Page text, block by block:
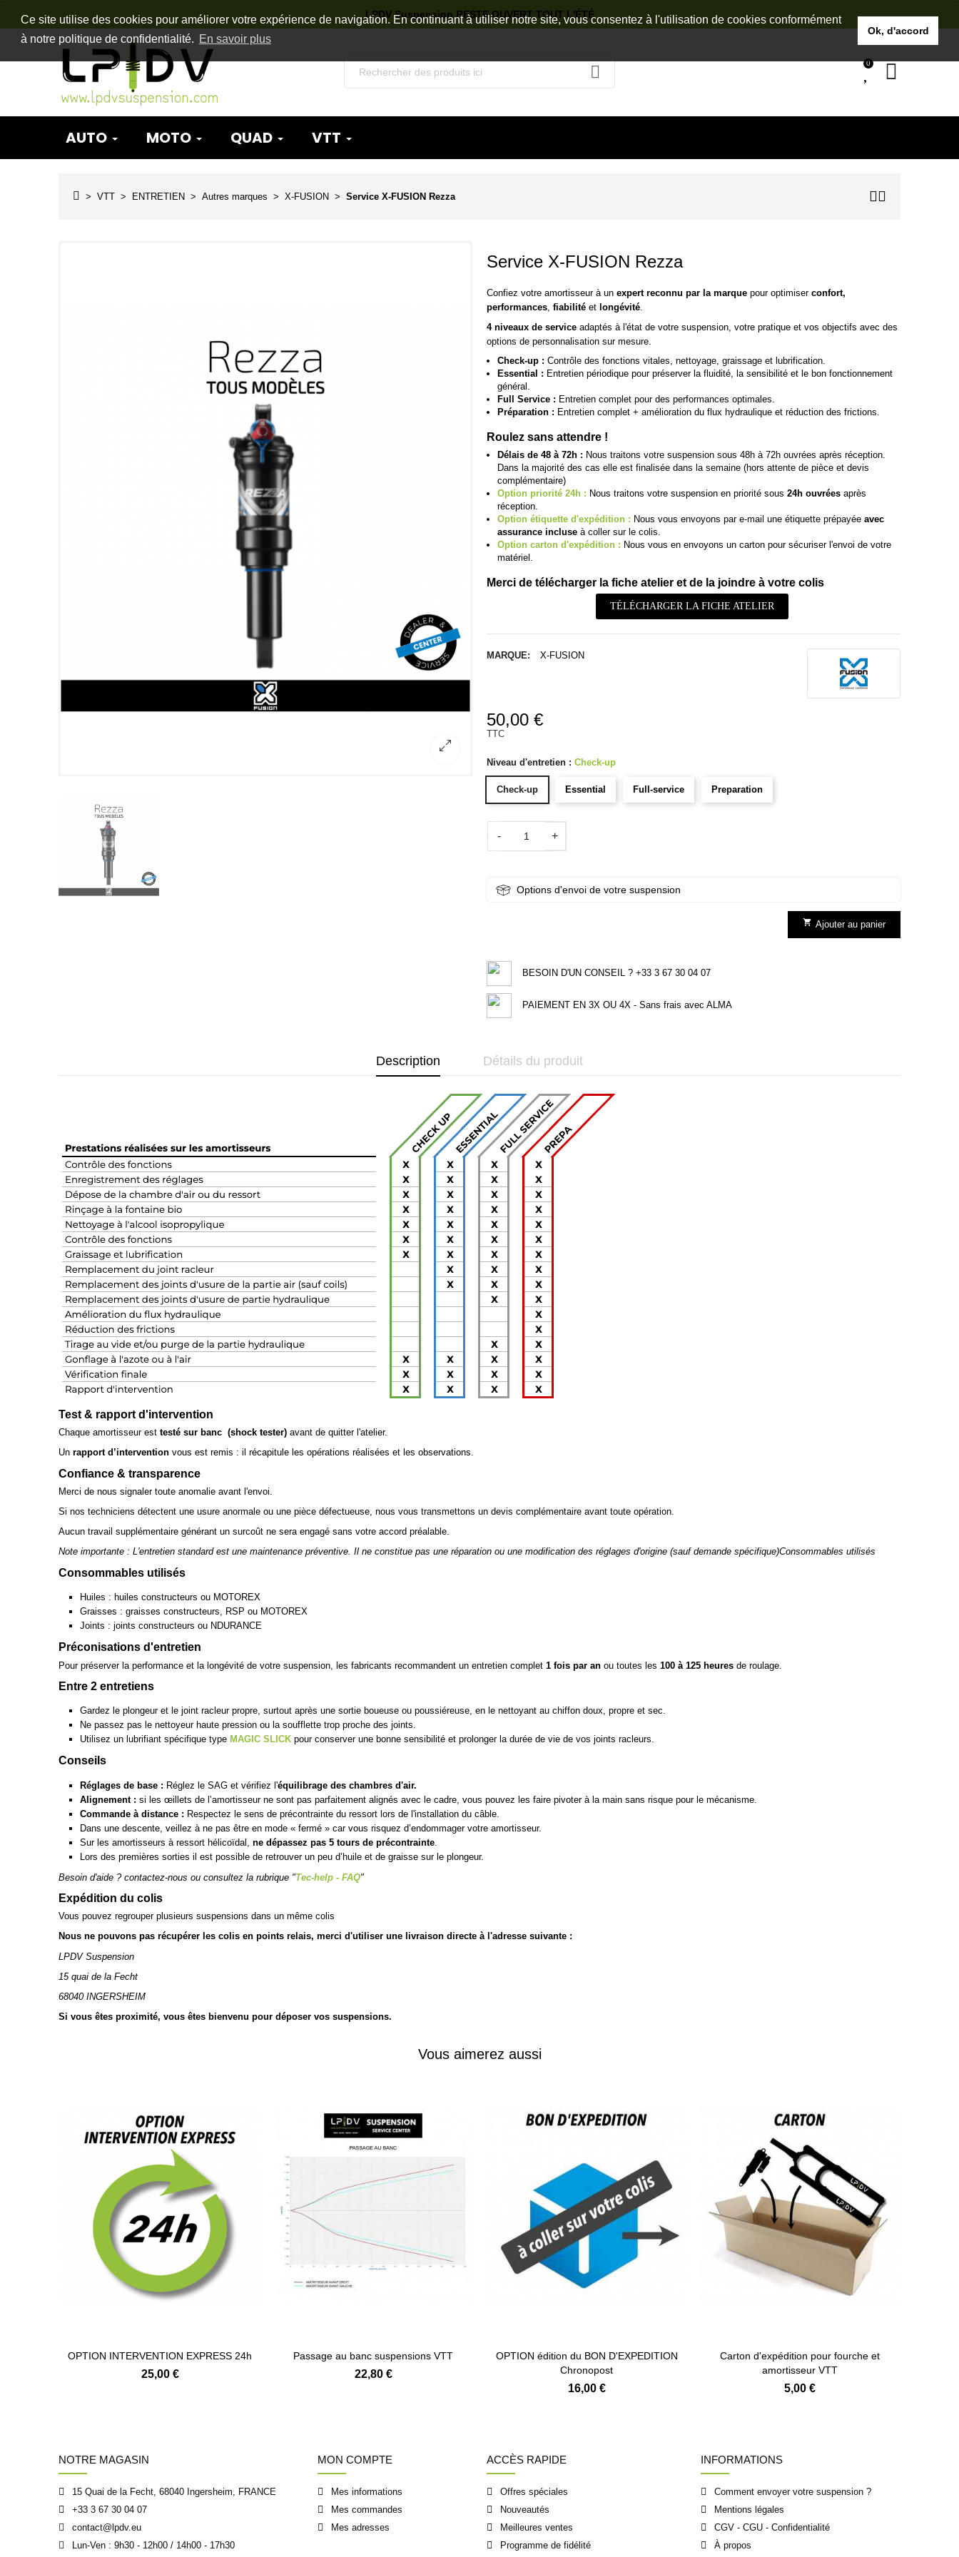
Ce site utilise des cookies pour améliorer votre expérience de navigation. En continuant à utiliser notre site, vous consentez à l'utilisation de cookies conformément
à notre politique de confidentialité. En savoir plus
Ok, d'accord
LPDV Suspension RESTE OUVERT TOUT L'ÉTÉ
0
AUTO MOTO QUAD VTT
VTT ENTRETIEN Autres marques X-FUSION Service X-FUSION Rezza
Service X-FUSION Rezza
Confiez votre amortisseur à un expert reconnu par la marque pour optimiser confort,
performances fiabilité et longévité
4 niveaux de service adaptés à l'état de votre suspension, votre pratique et vos objectifs avec des
options de personnalisation sur mesure.
Check-up : Contrôle des fonctions vitales, nettoyage, graissage et lubrification.
Essential : Entretien périodique pour préserver la fluidité, la sensibilité et le bon fonctionnement
général.
Full Service : Entretien complet pour des performances optimales.
Préparation : Entretien complet + amélioration du flux hydraulique et réduction des frictions.
Roulez sans attendre !
Délais de 48 à 72h : Nous traitons votre suspension sous 48h à 72h ouvrées après réception.
Dans la majorité des cas elle est finalisée dans la semaine (hors attente de pièce et devis
complémentaire)
Option priorité 24h : Nous traitons votre suspension en priorité sous 24h ouvrées après
réception.
Option étiquette d'expédition : Nous vous envoyons par e-mail une étiquette prépayée avec
assurance incluse à coller sur le colis.
Option carton d'expédition : Nous vous en envoyons un carton pour sécuriser l'envoi de votre
matériel.
Merci de télécharger la fiche atelier et de la joindre à votre colis
TÉLÉCHARGER LA FICHE ATELIER
MARQUE: X-FUSION
50,00 €
TTC
Niveau d'entretien : Check-up
Check-up Essential Full-service Preparation
- +
Options d'envoi de votre suspension
 Ajouter au panier
BESOIN D'UN CONSEIL ? +33 3 67 30 04 07
PAIEMENT EN 3X OU 4X - Sans frais avec ALMA
Description Détails du produit
Test & rapport d'intervention
Chaque amortisseur est testé sur banc (shock tester) avant de quitter l'atelier.
Un rapport d’intervention vous est remis : il récapitule les opérations réalisées et les observations.
Confiance & transparence
Merci de nous signaler toute anomalie avant l'envoi.
Si nos techniciens détectent une usure anormale ou une pièce défectueuse, nous vous transmettons un devis complémentaire avant toute opération.
Aucun travail supplémentaire générant un surcoût ne sera engagé sans votre accord préalable.
Note importante : L'entretien standard est une maintenance préventive. Il ne constitue pas une réparation ou une modification des réglages d'origine (sauf demande spécifique)Consommables utilisés
Consommables utilisés
Huiles : huiles constructeurs ou MOTOREX
Graisses : graisses constructeurs, RSP ou MOTOREX
Joints : joints constructeurs ou NDURANCE
Préconisations d'entretien
Pour préserver la performance et la longévité de votre suspension, les fabricants recommandent un entretien complet 1 fois par an ou toutes les 100 à 125 heures de roulage.
Entre 2 entretiens
Gardez le plongeur et le joint racleur propre, surtout après une sortie boueuse ou poussiéreuse, en le nettoyant au chiffon doux, propre et sec.
Ne passez pas le nettoyeur haute pression ou la soufflette trop proche des joints.
Utilisez un lubrifiant spécifique type MAGIC SLICK pour conserver une bonne sensibilité et prolonger la durée de vie de vos joints racleurs.
Conseils
Réglages de base : Réglez le SAG et vérifiez l'équilibrage des chambres d'air.
Alignement : si les œillets de l’amortisseur ne sont pas parfaitement alignés avec le cadre, vous pouvez les faire pivoter à la main sans risque pour le mécanisme.
Commande à distance : Respectez le sens de précontrainte du ressort lors de l'installation du câble.
Dans une descente, veillez à ne pas être en mode « fermé » car vous risquez d’endommager votre amortisseur.
Sur les amortisseurs à ressort hélicoïdal, ne dépassez pas 5 tours de précontrainte
Lors des premières sorties il est possible de retrouver un peu d’huile et de graisse sur le plongeur.
Besoin d'aide ? contactez-nous ou consultez la rubrique "Tec-help - FAQ"
Expédition du colis
Vous pouvez regrouper plusieurs suspensions dans un même colis
Nous ne pouvons pas récupérer les colis en points relais, merci d'utiliser une livraison directe à l'adresse suivante :
LPDV Suspension
15 quai de la Fecht
68040 INGERSHEIM
Si vous êtes proximité, vous êtes bienvenu pour déposer vos suspensions.
Vous aimerez aussi
OPTION INTERVENTION EXPRESS 24h
25,00 €
Passage au banc suspensions VTT
22,80 €
OPTION édition du BON D'EXPEDITION
Chronopost
16,00 €
Carton d'expédition pour fourche et
amortisseur VTT
5,00 €
NOTRE MAGASIN
15 Quai de la Fecht, 68040 Ingersheim, FRANCE
+33 3 67 30 04 07
contact@lpdv.eu
Lun-Ven : 9h30 - 12h00 / 14h00 - 17h30
MON COMPTE
Mes informations
Mes commandes
Mes adresses
ACCÈS RAPIDE
Offres spéciales
Nouveautés
Meilleures ventes
Programme de fidélité
INFORMATIONS
Comment envoyer votre suspension ?
Mentions légales
CGV - CGU - Confidentialité
À propos